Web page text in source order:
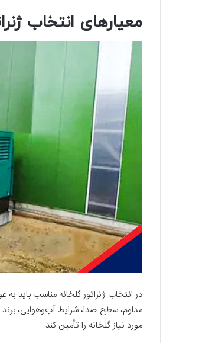
معیارهای انتخاب
در انتخاب ژنراتور گلخانه مناسب باید
مداوم، سطح صدا، شرایط آب‌و‌هوایی،
مورد نیاز گلخانه را تأمین کند.